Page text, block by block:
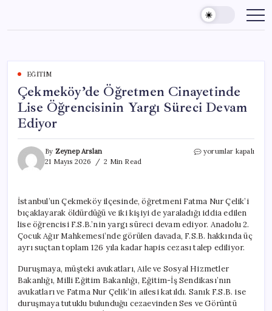
content
EĞITIM
Çekmeköy’de Öğretmen Cinayetinde
Lise Öğrencisinin Yargı Süreci Devam
Ediyor
By Zeynep Arslan
21 Mayıs 2026
2 Min Read
Çekmeköy’de
Yargı
Süreci
Devam
Ediyor
yorumlar kapalı
İstanbul’un Çekmeköy ilçesinde, öğretmeni Fatma Nur Çelik’i
bıçaklayarak öldürdüğü ve iki kişiyi de yaraladığı iddia edilen
lise öğrencisi F.S.B.’nin yargı süreci devam ediyor. Anadolu 2.
Çocuk Ağır Mahkemesi’nde görülen davada, F.S.B. hakkında üç
ayrı suçtan toplam 126 yıla kadar hapis cezası talep ediliyor.
Duruşmaya, müşteki avukatları, Aile ve Sosyal Hizmetler
Bakanlığı, Milli Eğitim Bakanlığı, Eğitim-İş Sendikası’nın
avukatları ve Fatma Nur Çelik’in ailesi katıldı. Sanık F.S.B. ise
duruşmaya tutuklu bulunduğu cezaevinden Ses ve Görüntü